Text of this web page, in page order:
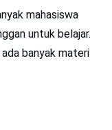
mahasiswa
untuk belajar.
banyak materi